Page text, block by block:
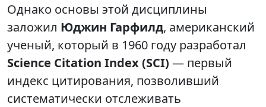
Однако основы этой дисциплины
заложил Юджин Гарфилд, американский
ученый, который в 1960 году разработал
Science Citation Index (SCI) — первый
индекс цитирования, позволивший
систематически отслеживать